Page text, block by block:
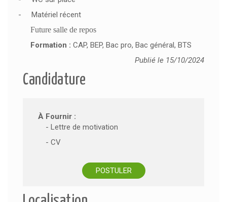
-
Matériel récent
Future salle de repos
Formation : CAP, BEP, Bac pro, Bac général, BTS
Publié le 15/10/2024
Candidature
À Fournir :
- Lettre de motivation
- CV
POSTULER